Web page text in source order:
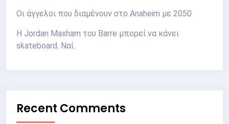
Οι άγγελοι που διαμένουν στο Anaheim με 2050
Η Jordan Maxham του Barre μπορεί να κάνει
skateboard. Ναί.
Recent Comments